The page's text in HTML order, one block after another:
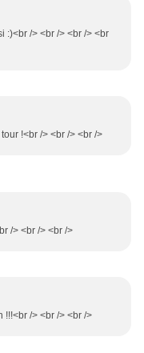
:)<br /> <br /> <br /> <br
!<br /> <br /> <br />
/> <br /> <br />
/> <br /> <br />